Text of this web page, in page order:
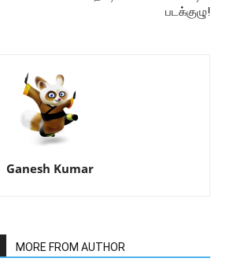
படக்குழு!
Ganesh Kumar
MORE FROM AUTHOR